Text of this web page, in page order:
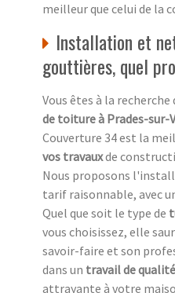
meilleur que celui de la
Installation et
gouttières, quel
Vous êtes à la recherche
de toiture à Prades-sur-
Couverture 34 est la
vos travauxde
Nous proposons
tarif raisonnable, avec
Quel que soit le type de
vous choisissez, elle
savoir-faire et son
dans un travail de qualité
attrayante à votre